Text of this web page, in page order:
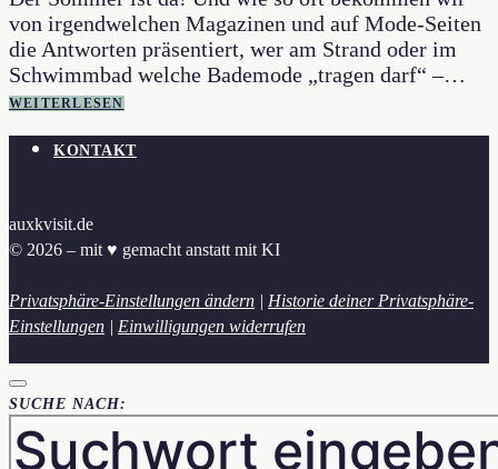
von irgendwelchen Magazinen und auf Mode-Seiten
die Antworten präsentiert, wer am Strand oder im
Schwimmbad welche Bademode „tragen darf“ –…
WEITERLESEN
KONTAKT
auxkvisit.de
© 2026 – mit ♥︎ gemacht anstatt mit KI
Privatsphäre-Einstellungen ändern | Historie deiner Privatsphäre-
Einstellungen | Einwilligungen widerrufen
SUCHE NACH: